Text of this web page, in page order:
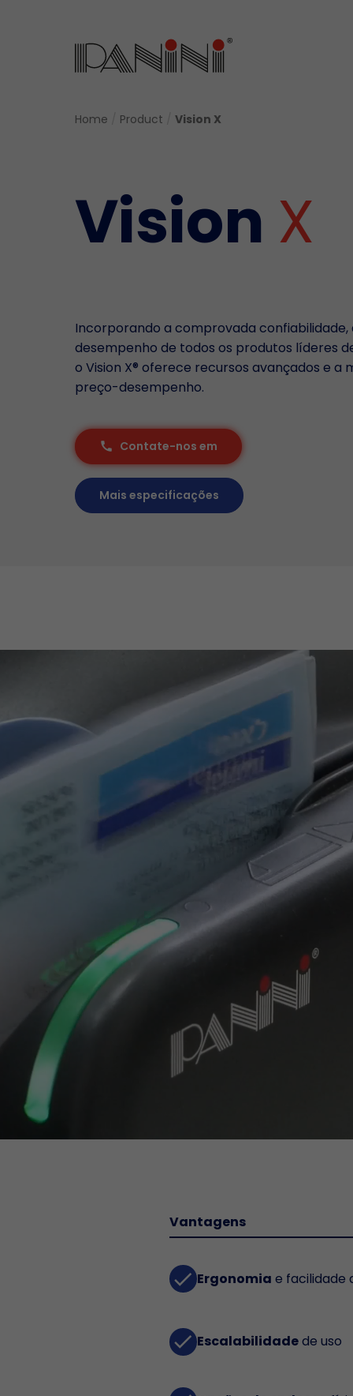
Home Product Vision X
Vision X
Incorporando a comprovada confiabilidade,
desempenho de todos os produtos líderes
o Vision X® oferece recursos avançados e a
preço-desempenho.
call Contate-nos em
Mais especificações
Vantagens
done Ergonomia e facilidade
doneEscalabilidadede uso